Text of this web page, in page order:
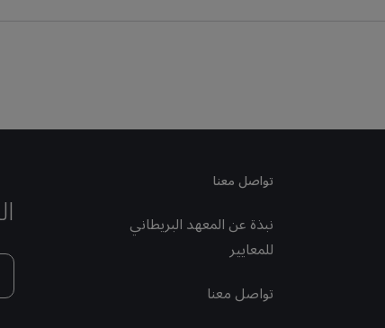
تواصل معنا
نبذة عن المعهد البريطاني
للمعايير
تواصل معنا